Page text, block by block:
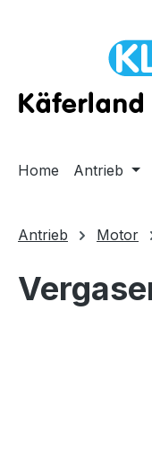
Home Antrieb
Antrieb Motor